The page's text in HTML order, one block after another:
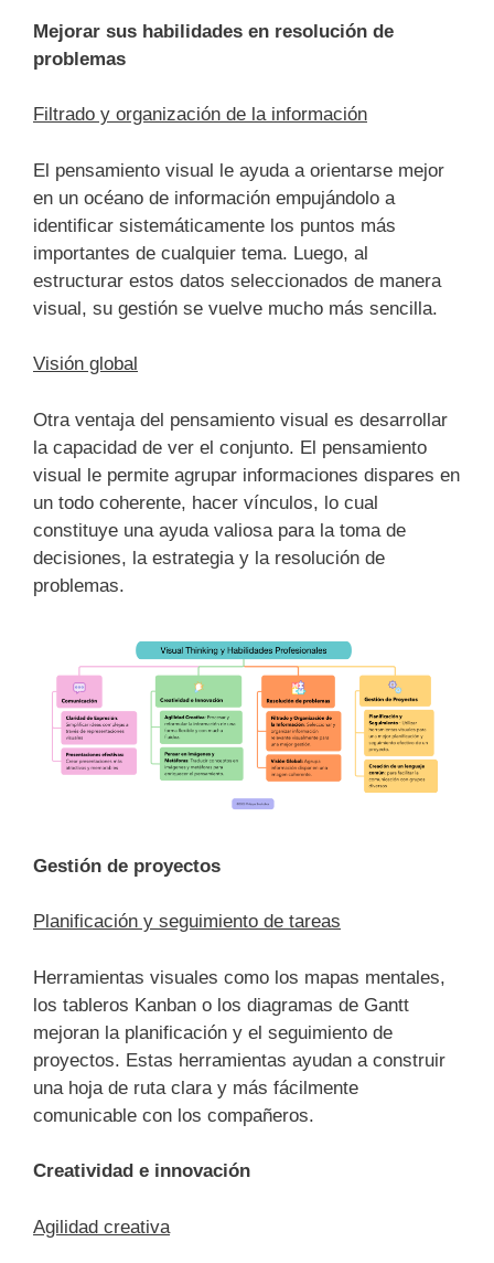
Mejorar sus habilidades en resolución de
problemas
Filtrado y organización de la información
El pensamiento visual le ayuda a orientarse mejor
en un océano de información empujándolo a
identificar sistemáticamente los puntos más
importantes de cualquier tema. Luego, al
estructurar estos datos seleccionados de manera
visual, su gestión se vuelve mucho más sencilla.
Visión global
Otra ventaja del pensamiento visual es desarrollar
la capacidad de ver el conjunto. El pensamiento
visual le permite agrupar informaciones dispares en
un todo coherente, hacer vínculos, lo cual
constituye una ayuda valiosa para la toma de
decisiones, la estrategia y la resolución de
problemas.
Gestión de proyectos
Planificación y seguimiento de tareas
Herramientas visuales como los mapas mentales,
los tableros Kanban o los diagramas de Gantt
mejoran la planificación y el seguimiento de
proyectos. Estas herramientas ayudan a construir
una hoja de ruta clara y más fácilmente
comunicable con los compañeros.
Creatividad e innovación
Agilidad creativa